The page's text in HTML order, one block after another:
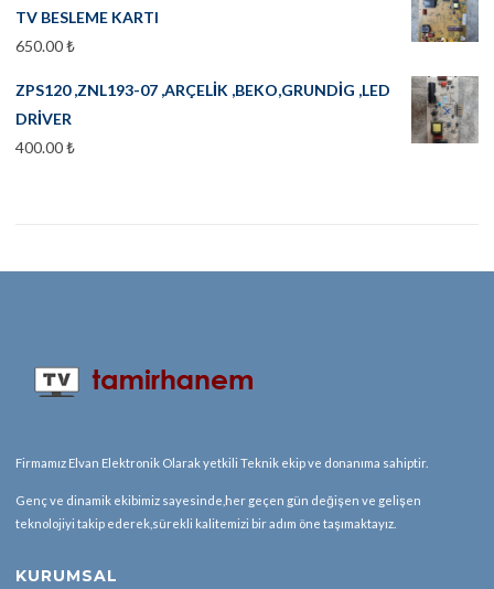
TV BESLEME KARTI
650.00₺
ZPS120 ,ZNL193-07 ,ARÇELİK ,BEKO,GRUNDİG ,LED
DRİVER
400.00₺
Firmamız Elvan Elektronik Olarak yetkili Teknik ekip ve donanıma sahiptir.
Genç ve dinamik ekibimiz sayesinde,her geçen gün değişen ve gelişen
teknolojiyi takip ederek,sürekli kalitemizi bir adım öne taşımaktayız.
KURUMSAL